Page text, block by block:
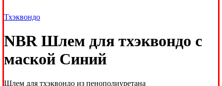
Тхэквондо
NBR Шлем для тхэквондо с
маской Синий
Шлем для тхэквондо из пенополиуретана